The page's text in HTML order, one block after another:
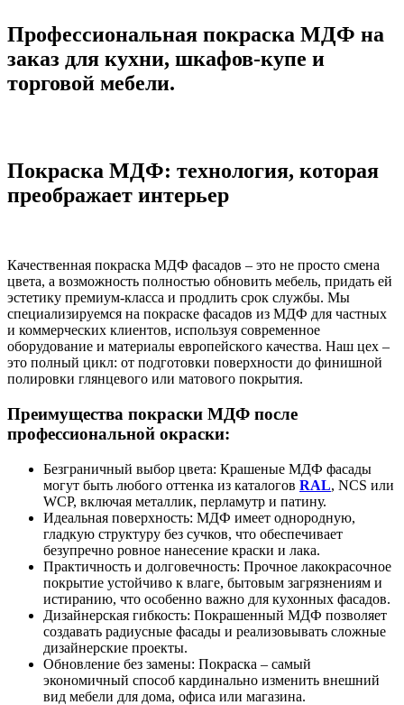
Профессиональная покраска МДФ на
заказ для кухни, шкафов-купе и
торговой мебели.
Покраска МДФ: технология, которая
преображает интерьер
Качественная покраска МДФ фасадов – это не просто смена
цвета, а возможность полностью обновить мебель, придать ей
эстетику премиум-класса и продлить срок службы. Мы
специализируемся на покраске фасадов из МДФ для частных
и коммерческих клиентов, используя современное
оборудование и материалы европейского качества. Наш цех –
это полный цикл: от подготовки поверхности до финишной
полировки глянцевого или матового покрытия.
Преимущества покраски МДФ после
профессиональной окраски:
Безграничный выбор цвета: Крашеные МДФ фасады
могут быть любого оттенка из каталогов RAL, NCS или
WCP, включая металлик, перламутр и патину.
Идеальная поверхность: МДФ имеет однородную,
гладкую структуру без сучков, что обеспечивает
безупречно ровное нанесение краски и лака.
Практичность и долговечность: Прочное лакокрасочное
покрытие устойчиво к влаге, бытовым загрязнениям и
истиранию, что особенно важно для кухонных фасадов.
Дизайнерская гибкость: Покрашенный МДФ позволяет
создавать радиусные фасады и реализовывать сложные
дизайнерские проекты.
Обновление без замены: Покраска – самый
экономичный способ кардинально изменить внешний
вид мебели для дома, офиса или магазина.